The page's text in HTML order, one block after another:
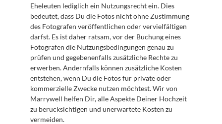
Eheleuten lediglich ein Nutzungsrecht ein. Dies
bedeutet, dass Du die Fotos nicht ohne Zustimmung
des Fotografen veröffentlichen oder vervielfältigen
darfst. Es ist daher ratsam, vor der Buchung eines
Fotografen die Nutzungsbedingungen genau zu
prüfen und gegebenenfalls zusätzliche Rechte zu
erwerben. Andernfalls können zusätzliche Kosten
entstehen, wenn Du die Fotos für private oder
kommerzielle Zwecke nutzen möchtest. Wir von
Marrywell helfen Dir, alle Aspekte Deiner Hochzeit
zu berücksichtigen und unerwartete Kosten zu
vermeiden.